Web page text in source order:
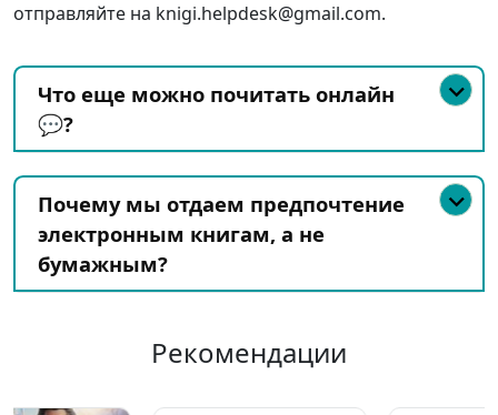
отправляйте на knigi.helpdesk@gmail.com.
Что еще можно почитать онлайн
💬?
Почему мы отдаем предпочтение
электронным книгам, а не
бумажным?
Рекомендации